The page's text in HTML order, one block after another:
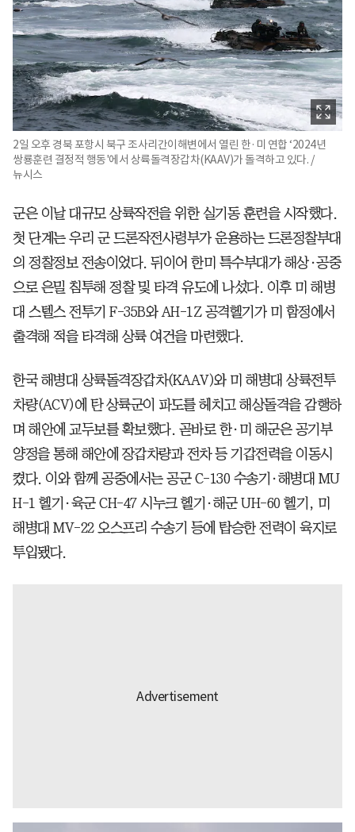
2일 오후 경북 포항시 북구 조사리간이해변에서 열린 한·미 연합 ‘2024년
쌍룡훈련 결정적 행동'에서 상륙돌격장갑차(KAAV)가 돌격하고 있다. /
뉴시스
군은 이날 대규모 상륙작전을 위한 실기동 훈련을 시작했다.
첫 단계는 우리 군 드론작전사령부가 운용하는 드론정찰부대
의 정찰정보 전송이었다. 뒤이어 한미 특수부대가 해상·공중
으로 은밀 침투해 정찰 및 타격 유도에 나섰다. 이후 미 해병
대 스텔스 전투기 F-35B와 AH-1Z 공격헬기가 미 함정에서
출격해 적을 타격해 상륙 여건을 마련했다.
한국 해병대 상륙돌격장갑차(KAAV)와 미 해병대 상륙전투
차량(ACV)에 탄 상륙군이 파도를 헤치고 해상돌격을 감행하
며 해안에 교두보를 확보했다. 곧바로 한·미 해군은 공기부
양정을 통해 해안에 장갑차량과 전차 등 기갑전력을 이동시
켰다. 이와 함께 공중에서는 공군 C-130 수송기·해병대 MU
H-1 헬기·육군 CH-47 시누크 헬기·해군 UH-60 헬기, 미
해병대 MV-22 오스프리 수송기 등에 탑승한 전력이 육지로
투입됐다.